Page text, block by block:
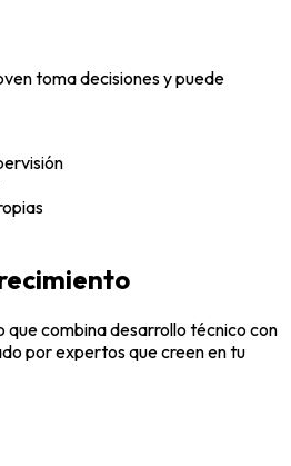
toma decisiones y puede
combina desarrollo técnico con
por expertos que creen en tu